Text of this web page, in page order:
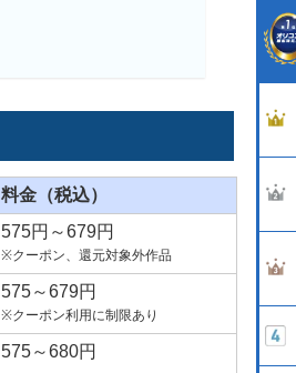
料金（税込）
575円～679円
※クーポン、還元対象外作品
575～679円
※クーポン利用に制限あり
575～680円